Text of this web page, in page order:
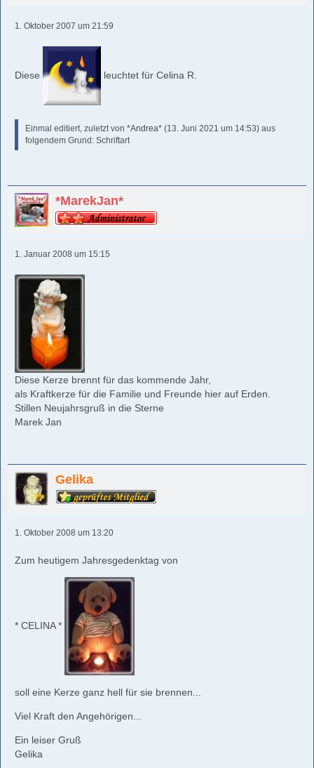
1. Oktober 2007 um 21:59
Diese leuchtet für Celina R.
Einmal editiert, zuletzt von *Andrea* (13. Juni 2021 um 14:53) aus
folgendem Grund: Schriftart
*MarekJan*
1. Januar 2008 um 15:15
Diese Kerze brennt für das kommende Jahr,
als Kraftkerze für die Familie und Freunde hier auf Erden.
Stillen Neujahrsgruß in die Sterne
Marek Jan
Gelika
1. Oktober 2008 um 13:20
Zum heutigem Jahresgedenktag von
* CELINA *
soll eine Kerze ganz hell für sie brennen...
Viel Kraft den Angehörigen...
Ein leiser Gruß
Gelika